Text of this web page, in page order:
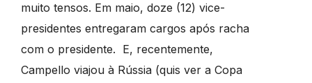
muito tensos. Em maio, doze (12) vice-
presidentes entregaram cargos após racha
com o presidente. E, recentemente,
Campello viajou à Rússia (quis ver a Copa